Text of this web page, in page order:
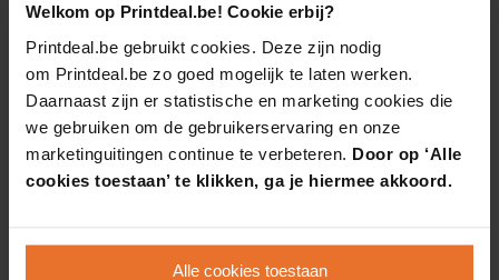
Welkom op Printdeal.be! Cookie erbij?
Printdeal.be gebruikt cookies. Deze zijn nodig
om Printdeal.be zo goed mogelijk te laten werken.
Daarnaast zijn er statistische en marketing cookies die
we gebruiken om de gebruikerservaring en onze
marketinguitingen continue te verbeteren. Door op ‘Alle
cookies toestaan’ te klikken, ga je hiermee akkoord.
Alle cookies toestaan